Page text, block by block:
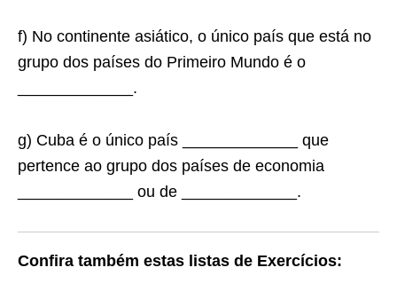
f) No continente asiático, o único país que está no
grupo dos países do Primeiro Mundo é o
_____________.
g) Cuba é o único país _____________ que
pertence ao grupo dos países de economia
_____________ ou de _____________.
Confira também estas listas de Exercícios: